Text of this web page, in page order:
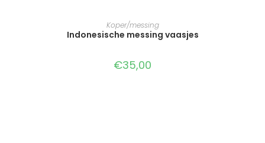
TOEVOEGEN AAN WINKELWAGEN
Koper/messing
Indonesische messing vaasjes
€35,00